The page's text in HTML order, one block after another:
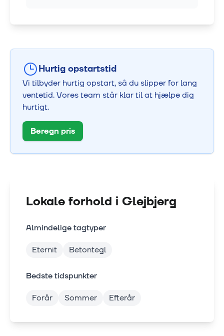
Hurtig opstartstid
Vi tilbyder hurtig opstart, så du slipper for lang
ventetid. Vores team står klar til at hjælpe dig
hurtigt.
Beregn pris
Lokale forhold i Glejbjerg
Almindelige tagtyper
Eternit
Betontegl
Bedste tidspunkter
Forår
Sommer Efterår